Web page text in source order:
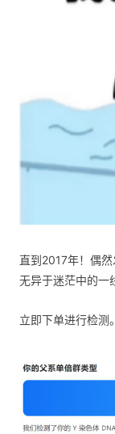
直到2017年！偶然
无异于迷茫中的一
立即下单进行检测